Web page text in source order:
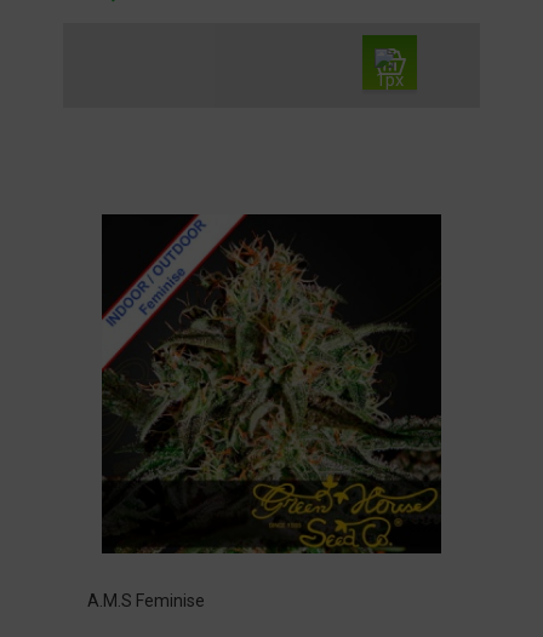
A.M.S Feminise